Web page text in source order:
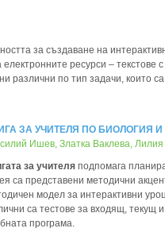
за създаване на
ресурси –
различни по тип задачи, които
ЗА УЧИТЕЛЯ ПО БИОЛОГИЯ
Ишев, Златка Ваклева,
за учителя подпомага
са представени методични
модел за интерактивни
са тестове за входящ, текущ
програма.